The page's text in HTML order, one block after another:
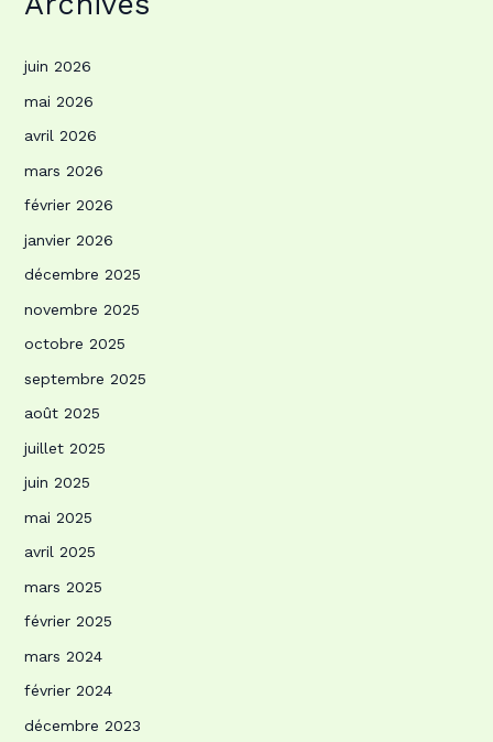
juin 2026
mai 2026
avril 2026
mars 2026
février 2026
janvier 2026
décembre 2025
novembre 2025
octobre 2025
septembre 2025
août 2025
juillet 2025
juin 2025
mai 2025
avril 2025
mars 2025
février 2025
mars 2024
février 2024
décembre 2023